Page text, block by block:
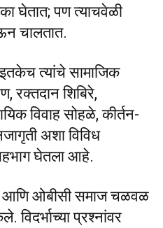
घेतात; पण त्याचवेळी
चालतात.
त्यांचे सामाजिक
रक्तदान शिबिरे,
विवाह सोहळे, कीर्तन-
अशा विविध
घेतला आहे.
आणि ओबीसी समाज चळवळ
विदर्भाच्या प्रश्नांवर